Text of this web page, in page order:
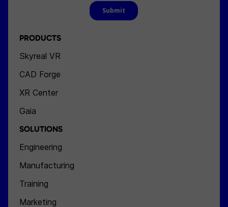
PRODUCTS
Skyreal VR
CAD Forge
XR Center
Gaia
SOLUTIONS
Engineering
Manufacturing
Training
Marketing